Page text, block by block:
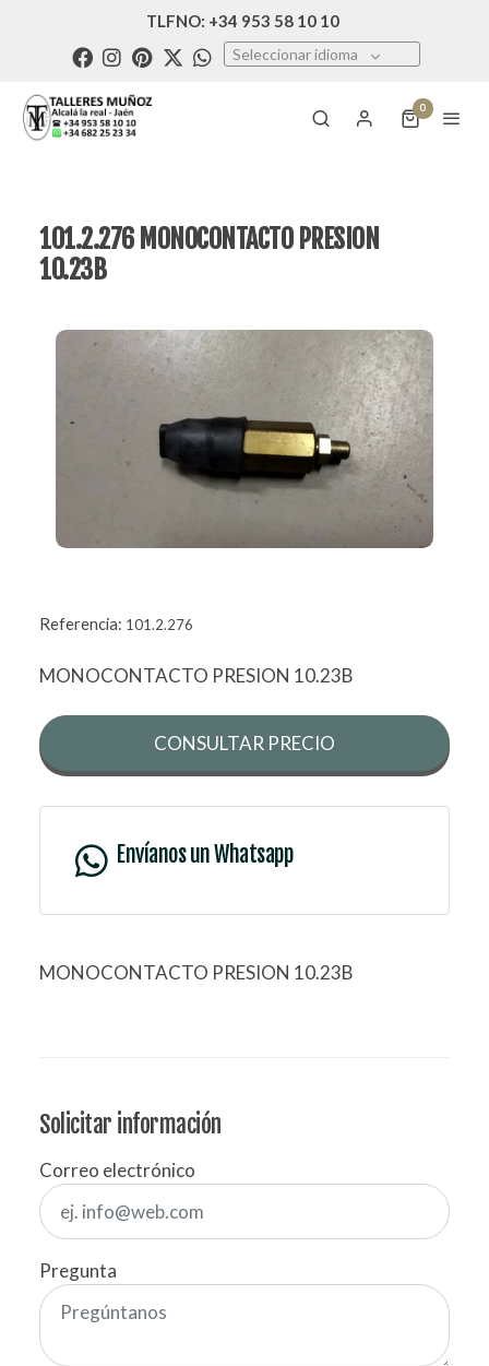
TLFNO: +34 953 58 10 10
Seleccionar idioma
0
101.2.276 MONOCONTACTO PRESION
10.23B
Referencia: 101.2.276
MONOCONTACTO PRESION 10.23B
CONSULTAR PRECIO
Envíanos un Whatsapp
MONOCONTACTO PRESION 10.23B
Solicitar información
Correo electrónico
Pregunta